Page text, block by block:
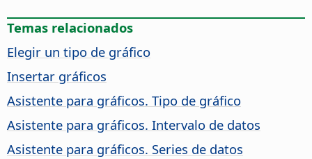
Temas relacionados
Elegir un tipo de gráfico
Insertar gráficos
Asistente para gráficos. Tipo de gráfico
Asistente para gráficos. Intervalo de datos
Asistente para gráficos. Series de datos